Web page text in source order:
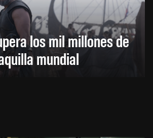
los mil millones de
mundial